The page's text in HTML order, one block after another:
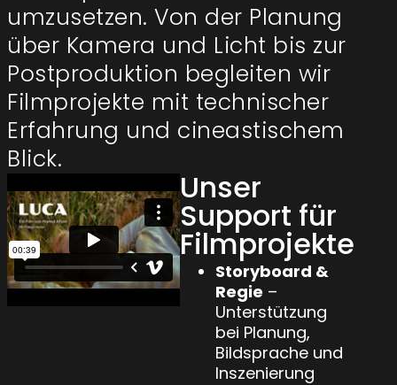
umzusetzen. Von der Planung
über Kamera und Licht bis zur
Postproduktion begleiten wir
Filmprojekte mit technischer
Erfahrung und cineastischem
Blick.
Unser
Support für
Filmprojekte
Storyboard &
Regie –
Unterstützung
bei Planung,
Bildsprache und
Inszenierung